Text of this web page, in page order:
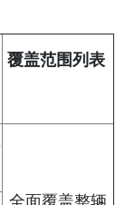
覆盖范围列表